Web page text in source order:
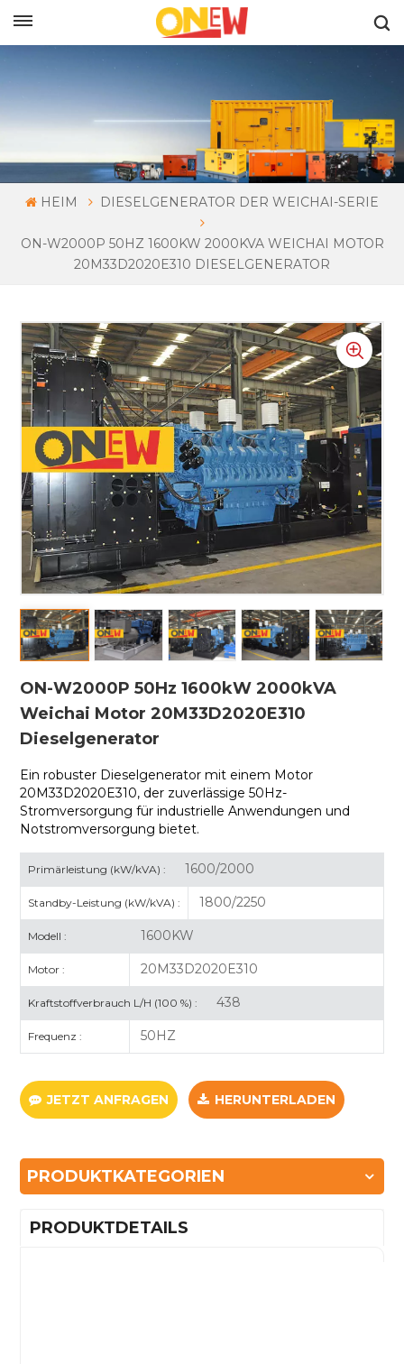
HEIM DIESELGENERATOR DER WEICHAI-SERIE
ON-W2000P 50HZ 1600KW 2000KVA WEICHAI MOTOR
20M33D2020E310 DIESELGENERATOR
ON-W2000P 50Hz 1600kW 2000kVA
Weichai Motor 20M33D2020E310
Dieselgenerator
Ein robuster Dieselgenerator mit einem Motor
20M33D2020E310, der zuverlässige 50Hz-
Stromversorgung für industrielle Anwendungen und
Notstromversorgung bietet.
Primärleistung (kW/kVA) : 1600/2000
Standby-Leistung (kW/kVA) : 1800/2250
Modell : 1600KW
Motor : 20M33D2020E310
Kraftstoffverbrauch L/H (100 %) : 438
Frequenz : 50HZ
JETZT ANFRAGEN HERUNTERLADEN
PRODUKTKATEGORIEN
PRODUKTDETAILS